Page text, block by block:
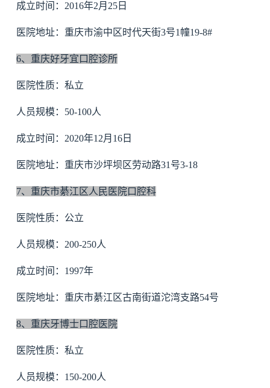
成立时间：2016年2月25日
医院地址：重庆市渝中区时代天街3号1幢19-8#
6、重庆好牙宜口腔诊所
医院性质：私立
人员规模：50-100人
成立时间：2020年12月16日
医院地址：重庆市沙坪坝区劳动路31号3-18
7、重庆市綦江区人民医院口腔科
医院性质：公立
人员规模：200-250人
成立时间：1997年
医院地址：重庆市綦江区古南街道沱湾支路54号
8、重庆牙博士口腔医院
医院性质：私立
人员规模：150-200人